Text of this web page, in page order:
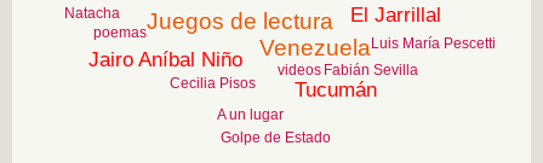
Juegos de lectura
Venezuela
El Jarrillal
Jairo Aníbal Niño
Tucumán
A un lugar
Cecilia Pisos
Fabián Sevilla
Golpe de Estado
Luis María Pescetti
Natacha
poemas
videos